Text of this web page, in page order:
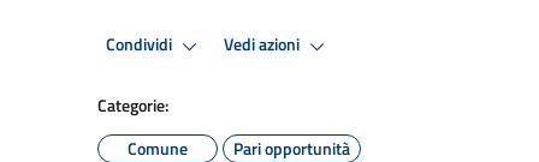
Condividi Vedi azioni
Categorie:
Comune
Pari opportunità